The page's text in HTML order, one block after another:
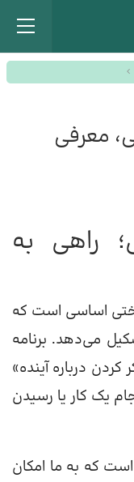
معرفی
راهی به
اساسی است که
می‌دهد. برنامه
کردن درباره آینده»
یک کار یا رسیدن
که به ما امکان